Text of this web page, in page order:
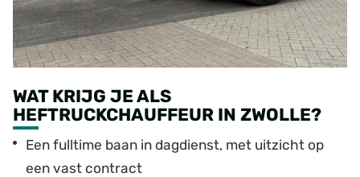
WAT KRIJG JE ALS
HEFTRUCKCHAUFFEUR IN ZWOLLE?
Een fulltime baan in dagdienst, met uitzicht op
een vast contract